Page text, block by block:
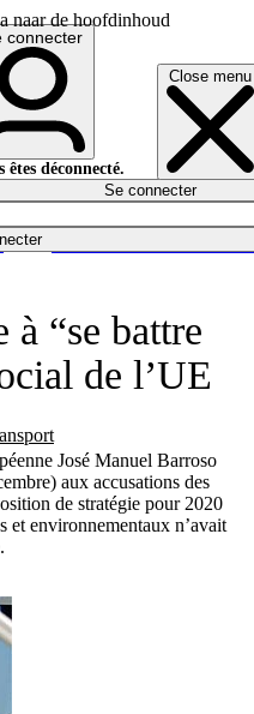
naar de hoofdinhoud
Close menu
connecter
êtes déconnecté.
Se connecter
à “se battre
de l’UE
José Manuel Barroso
aux accusations des
de stratégie pour 2020
et environnementaux n’avait